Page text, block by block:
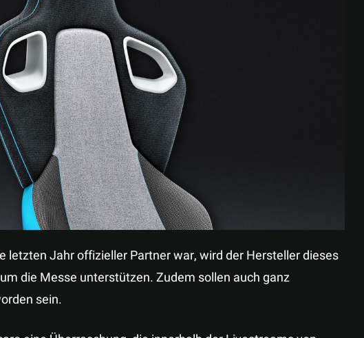
Teilen
letzten Jahr offizieller Partner war, wird der Hersteller dieses
die Messe unterstützen. Zudem sollen auch ganz
sein.